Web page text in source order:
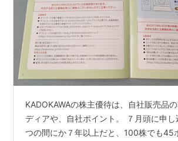
KADOKAWAの株主優待は、自社販売品
ディアや、自社ポイント。 ７月頭に申
つの間にか７年以上だと、100株でも45